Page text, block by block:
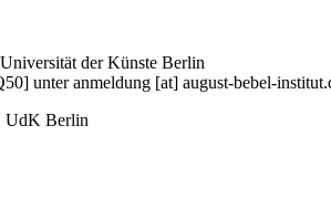
der Künste Berlin
unter anmeldung [at] august-bebel-
UdK Berlin